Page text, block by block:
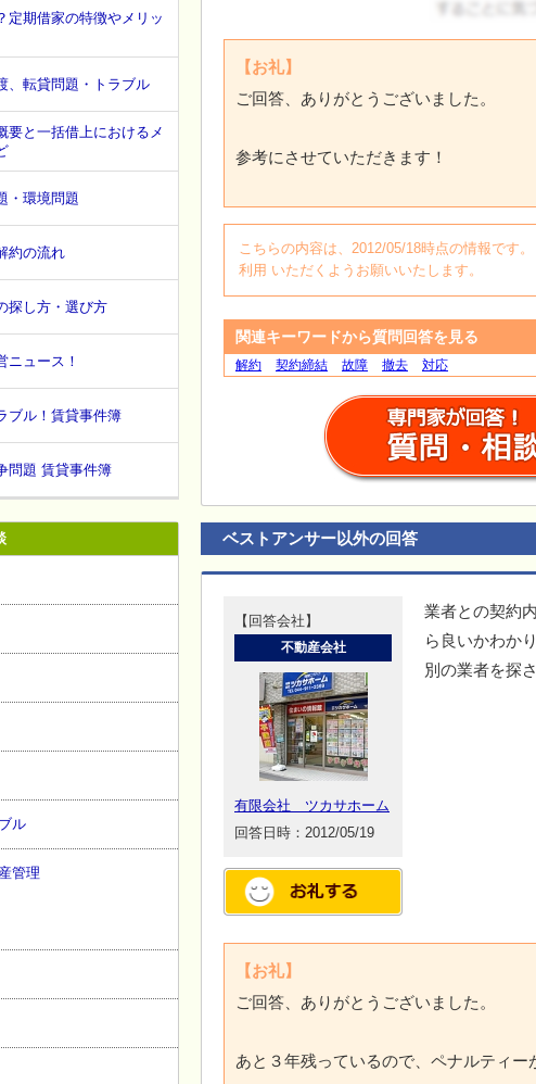
ログイン
【お礼】
ご回答、ありがとうございました。
参考にさせていただきます！
こちらの内容は、2012/05/18時点の情報です
利用 いただくようお願いいたします。
関連キーワードから質問回答を見る
解約 契約締結 故障 撤去 対応
ベストアンサー以外の回答
【回答会社】
不動産会社
有限会社 ツカサホーム
回答日時：2012/05/19
業者との契約
ら良いかわか
別の業者を探
【お礼】
ご回答、ありがとうございました。
あと３年残っているので、ペナルティー
定期借家の特徴やメリッ
、転貸問題・トラブル
要と一括借上におけるメ
・環境問題
約の流れ
探し方・選び方
ニュース！
ブル！賃貸事件簿
問題 賃貸事件簿
ル
管理